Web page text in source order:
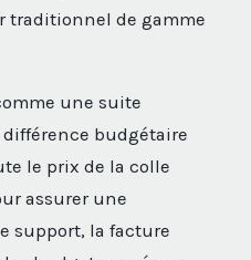
traditionnel de gamme
une suite
budgétaire
le prix de la colle
assurer une
support, la facture